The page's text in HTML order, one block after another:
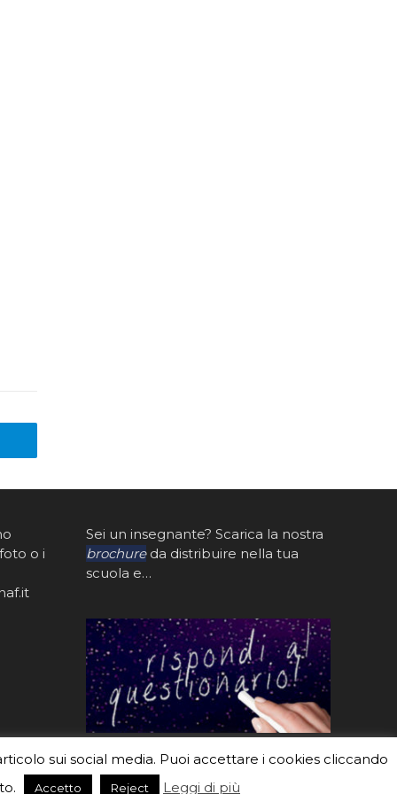
o i
Sei un insegnante? Scarica la nostra
brochureda distribuire nella tua
scuola e…
sui social media. Puoi accettare i cookies cliccando
Accetto Reject Leggi di più